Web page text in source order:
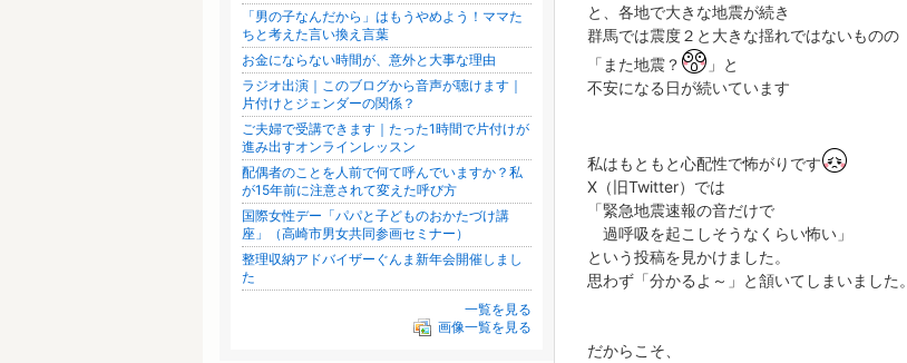
と、各地で大きな地震が続き
群馬では震度２と大きな揺れではないものの
「また地震？
」と
不安になる日が続いています
私はもともと心配性で怖がりです
X（旧Twitter）では
「緊急地震速報の音だけで
過呼吸を起こしそうなくらい怖い」
という投稿を見かけました。
思わず「分かるよ～」と頷いてしまいました。
だからこそ、
「男の子なんだから」はもうやめよう！ママた
ちと考えた言い換え言葉
お金にならない時間が、意外と大事な理由
ラジオ出演｜このブログから音声が聴けます｜
片付けとジェンダーの関係？
ご夫婦で受講できます｜たった1時間で片付けが
進み出すオンラインレッスン
配偶者のことを人前で何て呼んでいますか？私
が15年前に注意されて変えた呼び方
国際女性デー「パパと子どものおかたづけ講
座」（高崎市男女共同参画セミナー）
整理収納アドバイザーぐんま新年会開催しまし
た
一覧を見る
画像一覧を見る